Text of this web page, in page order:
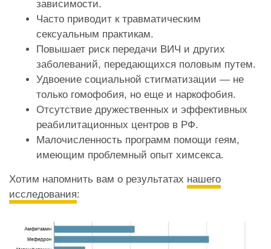
зависимости.
Часто приводит к травматическим
сексуальным практикам.
Повышает риск передачи ВИЧ и других
заболеваний, передающихся половым путем.
Удвоение социальной стигматизации — не
только гомофобия, но еще и наркофобия.
Отсутствие дружественных и эффективных
реабилитационных центров в РФ.
Малочисленность программ помощи геям,
имеющим проблемный опыт химсекса.
Хотим напомнить вам о результатах нашего
исследования: